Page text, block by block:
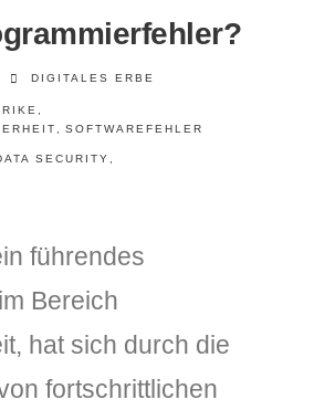
DIGITALES ERBE
SOFTWAREFEHLER
SECURITY
führendes
Bereich
hat sich durch die
fortschrittlichen